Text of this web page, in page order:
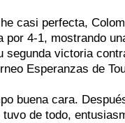
casi perfecta,
por 4-1, mostrando
segunda victoria
Esperanzas de
buena cara.
tuvo de todo,